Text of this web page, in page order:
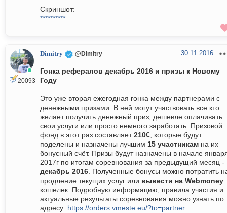
Скриншот:
**********
20093
Dimitry @Dimitry 30.11.2016
Гонка рефералов декабрь 2016 и призы к Новому
Году
Это уже вторая ежегодная гонка между партнерами с
денежными призами. В ней могут участвовать все кто
желает получить денежный приз, дешевле оплачивать
свои услуги или просто немного заработать. Призовой
фонд в этот раз составляет210€, которые будут
поделены и назначены лучшим 15 участникам на их
бонусный счёт. Призы будут назначены в начале
2017г по итогам соревнования за предыдущий месяц -
декабрь 2016. Полученные бонусы можно потратить
продление текущих услуг или вывести на Webmoney
кошелек. Подробную информацию, правила участия и
актуальные результаты соревнования можно узнать по
адресу: https://orders.vmeste.eu/?to=partner